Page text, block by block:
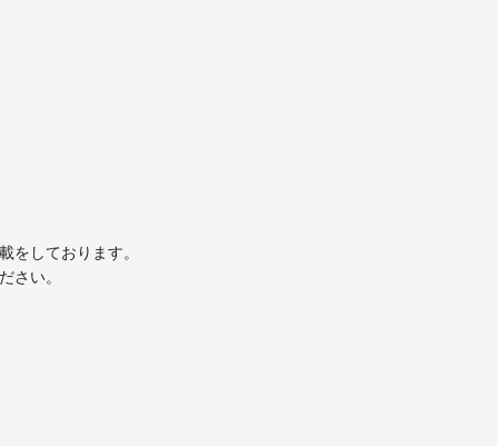
しております。
さい。